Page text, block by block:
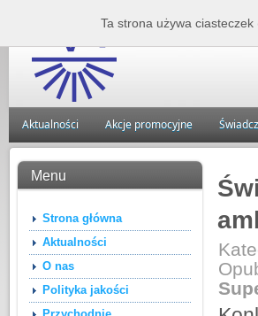
Aktualności Akcje promocyjne
Menu
Strona główna
Aktualności
O nas
Polityka jakości
Ta strona używa